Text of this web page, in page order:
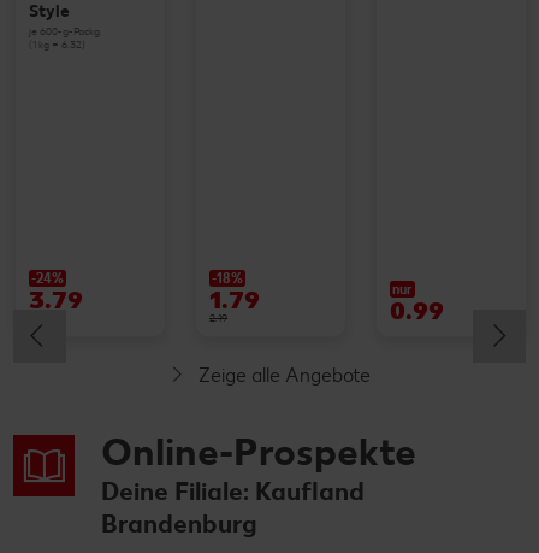
Style
je 600-g-Packg.
(1 kg = 6.32)
-24%
3.79
-18%
1.79
2.19
nur
0.99
Zeige alle Angebote
Online-Prospekte
Deine Filiale: Kaufland
Brandenburg